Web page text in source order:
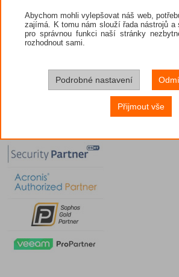
Abychom mohli vylepšovat náš web,
zajímá. K tomu nám slouží řada nástrojů a
pro správnou funkci naší stránky
rozhodnout sami.
Podrobné nastavení
Přijmout vše